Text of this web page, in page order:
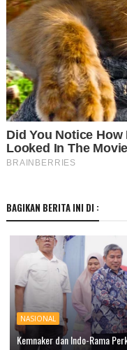
BAGIKAN BERITA INI DI :
NASIONAL
Kemnaker dan Indo-Rama